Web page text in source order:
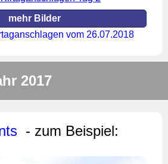
mehr Bilder
vom 26.07.2018
2017
- zum Beispiel: